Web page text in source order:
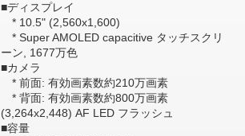
■ディスプレイ
* 10.5" (2,560x1,600)
* Super AMOLED capacitive タッチスクリ
ーン, 1677万色
■カメラ
* 前面: 有効画素数約210万画素
* 背面: 有効画素数約800万画素
(3,264x2,448) AF LED フラッシュ
■容量